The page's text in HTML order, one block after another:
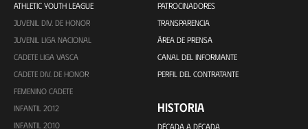
ATHLETIC YOUTH LEAGUE
JUVENIL DIV. DE HONOR
JUVENIL LIGA NACIONAL
CADETE LIGA VASCA
CADETE DIV. DE HONOR
FEMENINO CADETE
INFANTIL 2012
INFANTIL 2010
PATROCINADORES
TRANSPARENCIA
ÁREA DE PRENSA
CANAL DEL INFORMANTE
PERFIL DEL CONTRATANTE
HISTORIA
DÉCADA A DÉCADA